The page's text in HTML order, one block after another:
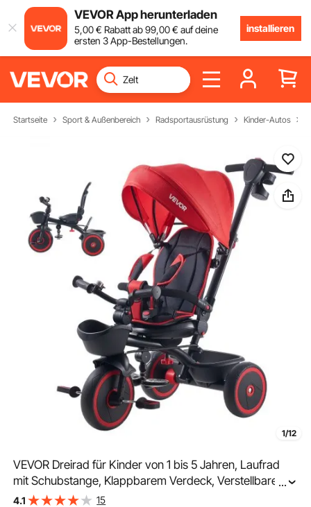
VEVOR App herunterladen
5,00€ Rabatt ab99,00€ auf deine
ersten 3 App-Bestellungen.
installieren
Startseite Sport & Außenbereich Radsportausrüstung Kinder-Autos
1/12
VEVOR Dreirad für Kinder von 1 bis 5 Jahren, Laufrad
mit Schubstange, Klappbarem Verdeck, Verstellbarem
Sitz und Aufbewahrungskorb, Kinderdreirad als
...
4.1 15